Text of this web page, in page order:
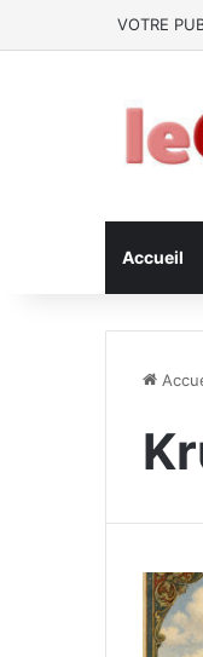
VOTRE
Accueil